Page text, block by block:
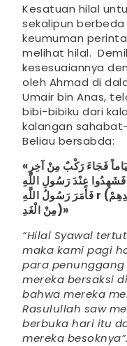
Kesatuan hilal
sekalipun berbeda
keumuman
melihat hilal.
kesesuaiannya
oleh Ahmad di
Umair bin Anas,
bibi-bibiku dari
kalangan
Beliau bersabda:
«غُمَّ عَلَيْنَا هِلَالُ شَوَّالٍ فَأَصْبَحْنَا صِيَاماً فَجَاءَ رَكْبٌ مِنْ آخِرِ
r (أَنْ يُفْطِرُوا مِنْ يَوْمِهِمْ وَأَنْ يَخْرُجُوا لِعِيدِهِمْ
مِنْ الْغَدِ)»
“Hilal Syawal
maka kami pagi
para
mereka bersaksi
bahwa mereka
Rasulullah saw
berbuka hari itu
mereka besoknya”.